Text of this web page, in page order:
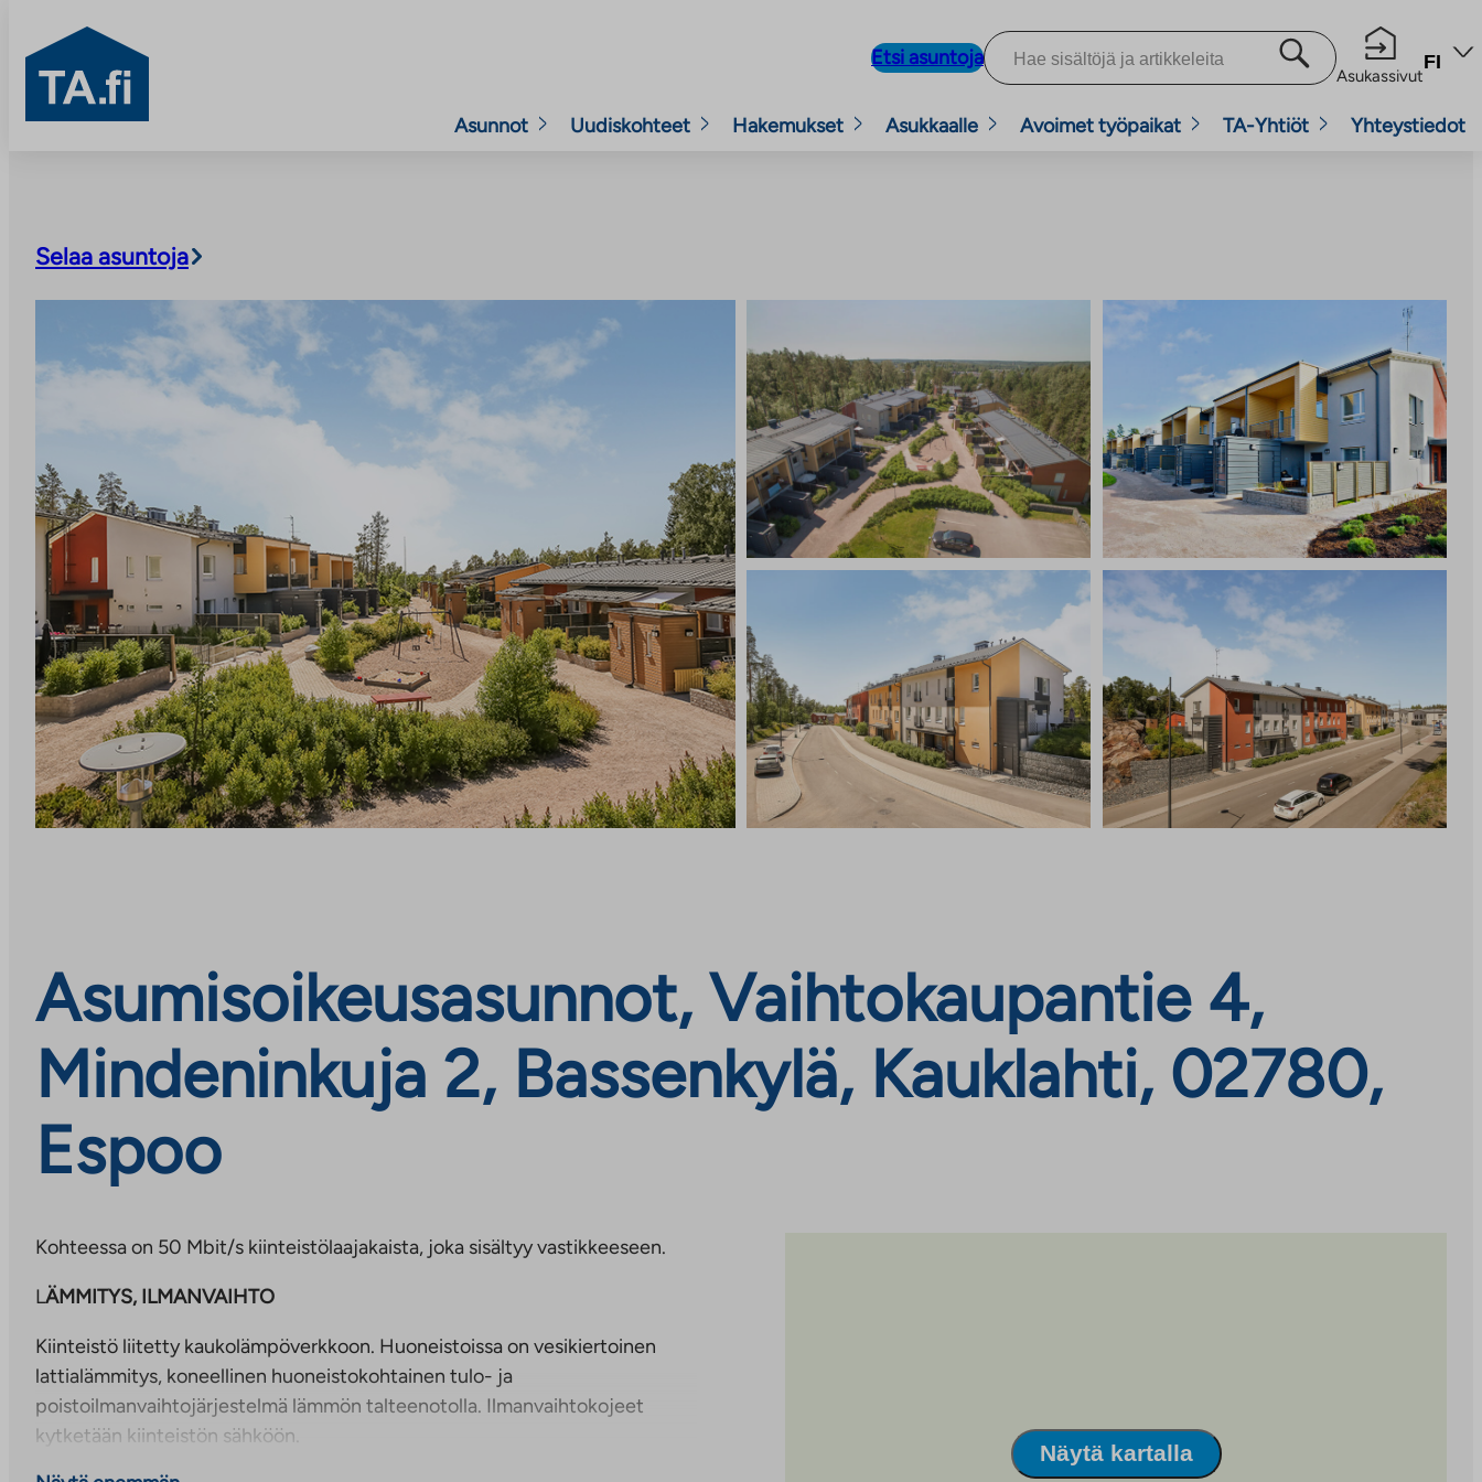
TA.fi
Etsi asuntoja
Asukassivut
FI
Asunnot Uudiskohteet Hakemukset Asukkaalle Avoimet työpaikat TA-Yhtiöt Yhteystiedot
Selaa asuntoja
Asumisoikeusasunnot, Vaihtokaupantie 4,
Mindeninkuja 2, Bassenkylä, Kauklahti, 02780,
Espoo
Kohteessa on 50 Mbit/s kiinteistölaajakaista, joka sisältyy vastikkeeseen.
LÄMMITYS, ILMANVAIHTO
Kiinteistö liitetty kaukolämpöverkkoon. Huoneistoissa on vesikiertoinen
lattialämmitys, koneellinen huoneistokohtainen tulo- ja
poistoilmanvaihtojärjestelmä lämmön talteenotolla. Ilmanvaihtokojeet
kytketään kiinteistön sähköön.
Näytä kartalla